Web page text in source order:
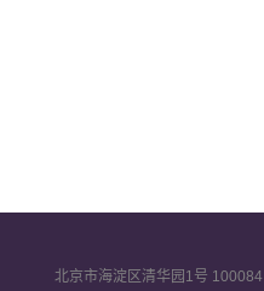
北京市海淀区清华园1号 100084